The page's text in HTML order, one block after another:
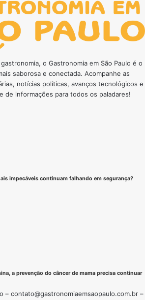
o Gastronomia em São Paulo é o
saborosa e conectada. Acompanhe as
notícias políticas, avanços tecnológicos e
de informações para todos os paladares!
impecáveis continuam falhando em segurança?
a prevenção do câncer de mama precisa continuar
– contato@gastronomiaemsaopaulo.com.br–